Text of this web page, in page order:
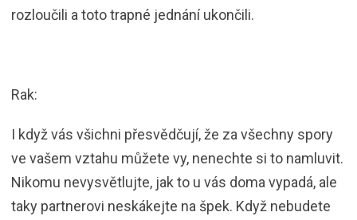
rozloučili a toto trapné jednání ukončili.
Rak:
I když vás všichni přesvědčují, že za všechny spory
ve vašem vztahu můžete vy, nenechte si to namluvit.
Nikomu nevysvětlujte, jak to u vás doma vypadá, ale
taky partnerovi neskákejte na špek. Když nebudete